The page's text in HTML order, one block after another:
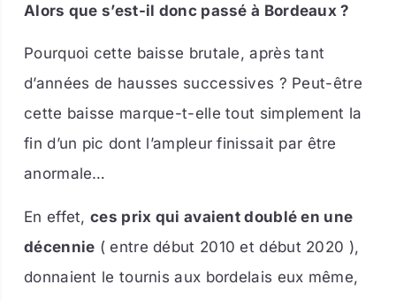
Alors que s’est-il donc passé à Bordeaux ?
Pourquoi cette baisse brutale, après tant
d’années de hausses successives ? Peut-être
cette baisse marque-t-elle tout simplement la
fin d’un pic dont l’ampleur finissait par être
anormale…
En effet, ces prix qui avaient doublé en une
décennie ( entre début 2010 et début 2020 ),
donnaient le tournis aux bordelais eux même,